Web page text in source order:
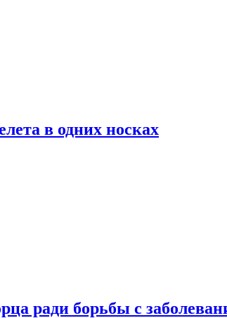
в одних носках
ради борьбы с